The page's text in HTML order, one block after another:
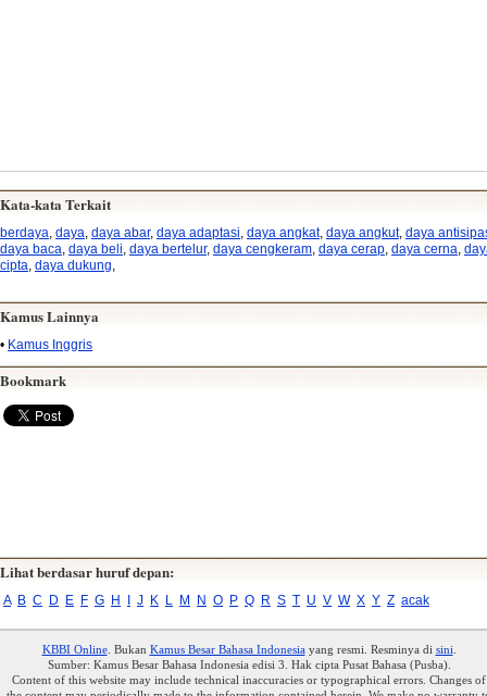
Kata-kata Terkait
berdaya daya daya abar, daya adaptasi daya angkat, daya angkut, daya
daya baca daya beli daya bertelur, daya cengkeram daya cerap daya cerna
cipta daya dukung
Kamus Lainnya
• Kamus Inggris
Bookmark
Lihat berdasar huruf depan:
A B C D E F G H J K L M N O P Q R S T U V W X Y Z acak
KBBI Online. Bukan Kamus Besar Bahasa Indonesiayang resmi. Resminya di sini
Sumber: Kamus Besar Bahasa Indonesia edisi 3. Hak cipta Pusat Bahasa (Pusba).
Content of this website may include technical inaccuracies or typographical errors. Changes of